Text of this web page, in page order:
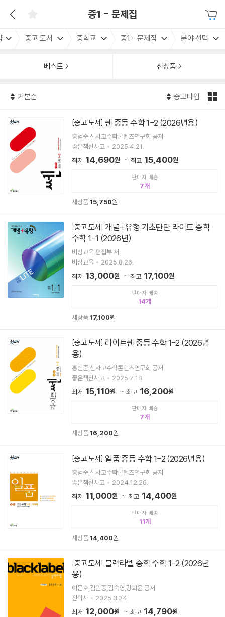
중1 - 문제집
중고 도서 중학교 중1 - 문제집 분야 선택
베스트 신상품
기본순 중고타입
[중고 도서] 쎈 중등 수학 1-2 (2026년용)
홍범준,신사고수학콘텐츠연구회 공저
좋은책신사고
2025.4.21.
최저 14,690원 최고 15,400원
판매자 배송
7
새상품 15,750원
[중고 도서]
수학 1-1 (2026년)
비상교육 편집부 저
비상교육
2025.8.26.
최저 13,000원 최고 17,100원
판매자 배송
14
새상품 17,100원
[중고 도서]
용)
홍범준,신사고수학콘텐츠연구회 공저
좋은책신사고
2025.7.18.
최저 15,110원 최고 16,200원
판매자 배송
7
새상품 16,200원
[중고 도서] 일품 중등 수학 1-2 (2026년용)
홍범준,신사고수학콘텐츠연구회 공저
좋은책신사고
2024.12.26.
최저 11,000원 최고 14,400원
판매자 배송
11
새상품 14,400원
[중고 도서] 블랙라벨 중학 수학 1-2 (2026년
용)
이문호,김원중,김숙영,강희윤 공저
진학사
2025.3.24.
최저 12,000원 최고 14,790원